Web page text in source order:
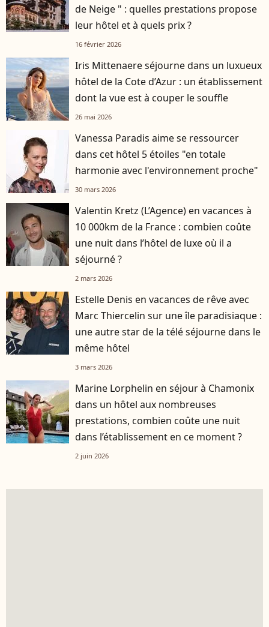
de Neige " : quelles prestations propose
leur hôtel et à quels prix ?
16 février 2026
Iris Mittenaere séjourne dans un luxueux
hôtel de la Cote d’Azur : un établissement
dont la vue est à couper le souffle
26 mai 2026
Vanessa Paradis aime se ressourcer
dans cet hôtel 5 étoiles "en totale
harmonie avec l'environnement proche"
30 mars 2026
Valentin Kretz (L’Agence) en vacances à
10 000km de la France : combien coûte
une nuit dans l’hôtel de luxe où il a
séjourné ?
2 mars 2026
Estelle Denis en vacances de rêve avec
Marc Thiercelin sur une île paradisiaque :
une autre star de la télé séjourne dans le
même hôtel
3 mars 2026
Marine Lorphelin en séjour à Chamonix
dans un hôtel aux nombreuses
prestations, combien coûte une nuit
dans l’établissement en ce moment ?
2 juin 2026